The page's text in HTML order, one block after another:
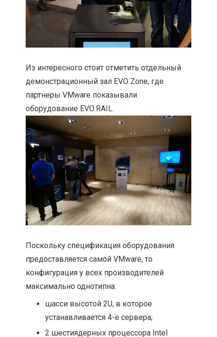
Из интересного стоит отметить отдельный
демонстрационный зал EVO Zone, где
партнеры VMware показывали
оборудование EVO:RAIL.
Поскольку спецификация оборудования
предоставляется самой VMware, то
конфигурация у всех производителей
максимально однотипна:
шасси высотой 2U, в которое
устанавливается 4-е сервера;
2 шестиядерных процессора Intel